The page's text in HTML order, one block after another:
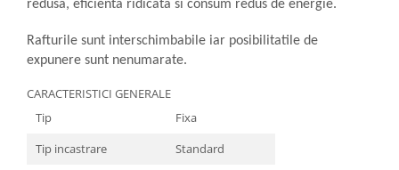
redusa, eficienta ridicata si consum redus de energie.
Rafturile sunt interschimbabile iar posibilitatile de
expunere sunt nenumarate.
CARACTERISTICI GENERALE
Tip
Fixa
Tip incastrare
Standard